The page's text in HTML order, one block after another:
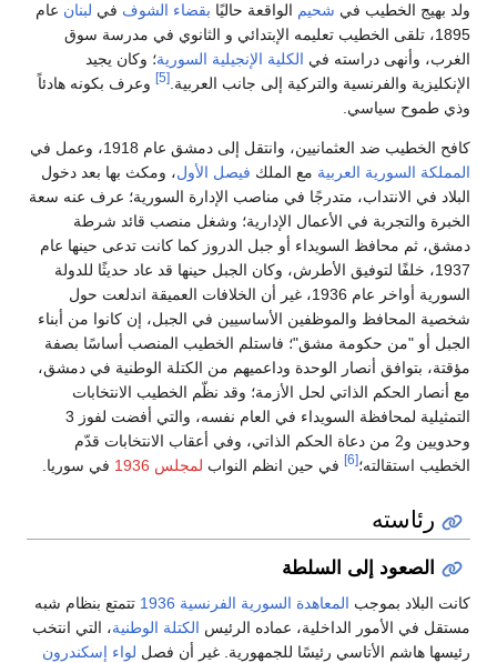
ولد بهيج الخطيب في شحيم الواقعة حاليًا بقضاء الشوف في لبنان عام
1895، تلقى الخطيب تعليمه الإبتدائي و الثانوي في مدرسة سوق
الغرب، وأنهى دراسته في الكلية الإنجيلية السورية؛ وكان يجيد
الإنكليزية والفرنسية والتركية إلى جانب العربية.[5]
وعرف بكونه هادئاً
وذي طموح سياسي.
كافح الخطيب ضد العثمانيين، وانتقل إلى دمشق عام 1918، وعمل في
المملكة السورية العربية مع الملك فيصل الأول، ومكث بها بعد دخول
البلاد في الانتداب، متدرجًا في مناصب الإدارة السورية؛ عرف عنه سعة
الخبرة والتجربة في الأعمال الإدارية؛ وشغل منصب قائد شرطة
دمشق، ثم محافظ السويداء أو جبل الدروز كما كانت تدعى حينها عام
1937، خلفًا لتوفيق الأطرش، وكان الجبل حينها قد عاد حديثًا للدولة
السورية أواخر عام 1936، غير أن الخلافات العميقة اندلعت حول
شخصية المحافظ والموظفين الأساسيين في الجبل، إن كانوا من أبناء
الجبل أو "من حكومة مشق"؛ فاستلم الخطيب المنصب أساسًا بصفة
مؤقتة، بتوافق أنصار الوحدة وداعميهم من الكتلة الوطنية في دمشق،
مع أنصار الحكم الذاتي لحل الأزمة؛ وقد نظّم الخطيب الانتخابات
التمثيلية لمحافظة السويداء في العام نفسه، والتي أفضت لفوز 3
وحدويين و2 من دعاة الحكم الذاتي، وفي أعقاب الانتخابات قدّم
الخطيب استقالته؛[6] في حين انظم النواب لمجلس 1936 في سوريا.
رئاسته
الصعود إلى السلطة
كانت البلاد بموجب المعاهدة السورية الفرنسية 1936
تتمتع بنظام شبه
مستقل في الأمور الداخلية، عماده الرئيس الكتلة الوطنية، التي انتخب
رئيسها هاشم الأتاسي رئيسًا للجمهورية. غير أن فصل لواء إسكندرون